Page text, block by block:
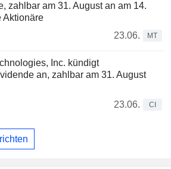
zahlbar am 31. August an am 14.
Aktionäre
23.06.
MT
Inc. kündigt
an, zahlbar am 31. August
23.06.
CI